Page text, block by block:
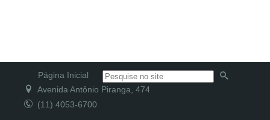
Página Inicial
Avenida Antônio Piranga, 474
(11) 4053-6700